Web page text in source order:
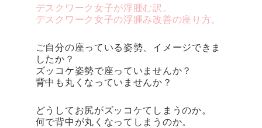
デスクワーク女子が浮腫む訳。
デスクワーク女子の浮腫み改善の座り方。
ご自分の座っている姿勢、イメージできま
したか？
ズッコケ姿勢で座っていませんか？
背中も丸くなっていませんか？
どうしてお尻がズッコケてしまうのか。
何で背中が丸くなってしまうのか。